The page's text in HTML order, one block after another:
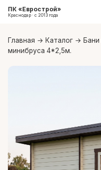
ПК «Еврострой»
Краснодар · с 2013 года
Главная → Каталог →
минибруса 4*2,5м.